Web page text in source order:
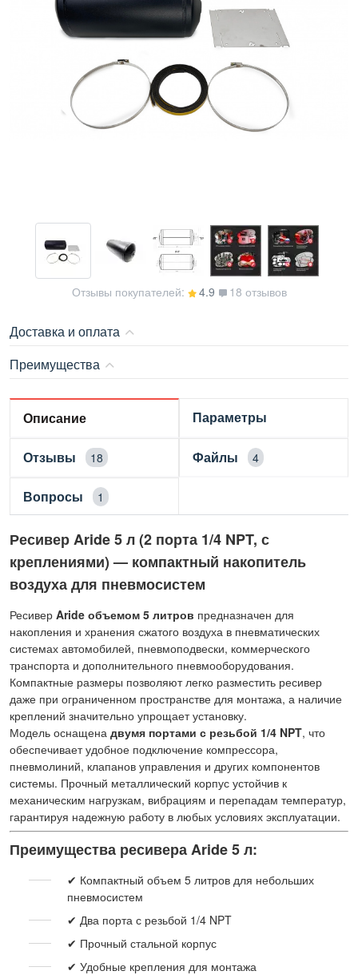
Отзывы покупателей: 4.9 18 отзывов
Доставка и оплата
Преимущества
Описание Параметры
Отзывы 18 Файлы 4
Вопросы 1
Ресивер Aride 5 л (2 порта 1/4 NPT, с
креплениями) — компактный накопитель
воздуха для пневмосистем
Ресивер Aride объемом 5 литров предназначен для
накопления и хранения сжатого воздуха в пневматических
системах автомобилей, пневмоподвески, коммерческого
транспорта и дополнительного пневмооборудования.
Компактные размеры позволяют легко разместить ресивер
даже при ограниченном пространстве для монтажа, а наличие
креплений значительно упрощает установку.
Модель оснащена двумя портами с резьбой 1/4 NPT, что
обеспечивает удобное подключение компрессора,
пневмолиний, клапанов управления и других компонентов
системы. Прочный металлический корпус устойчив к
механическим нагрузкам, вибрациям и перепадам температур,
гарантируя надежную работу в любых условиях эксплуатации.
Преимущества ресивера Aride 5 л:
✔ Компактный объем 5 литров для небольших
пневмосистем
✔ Два порта с резьбой 1/4 NPT
✔ Прочный стальной корпус
✔ Удобные крепления для монтажа